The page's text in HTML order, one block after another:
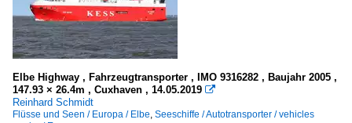
Elbe Highway , Fahrzeugtransporter , IMO 9316282 , Baujahr 2005 ,
147.93 × 26.4m , Cuxhaven , 14.05.2019 
Reinhard Schmidt
Flüsse und Seen / Europa / Elbe, Seeschiffe / Autotransporter / vehicles